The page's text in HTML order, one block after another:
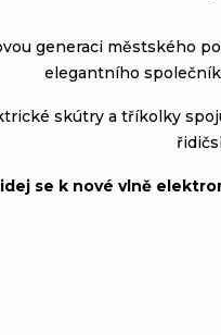
generaci městského
elegantního
skútry a tříkolky
se k nové vlně